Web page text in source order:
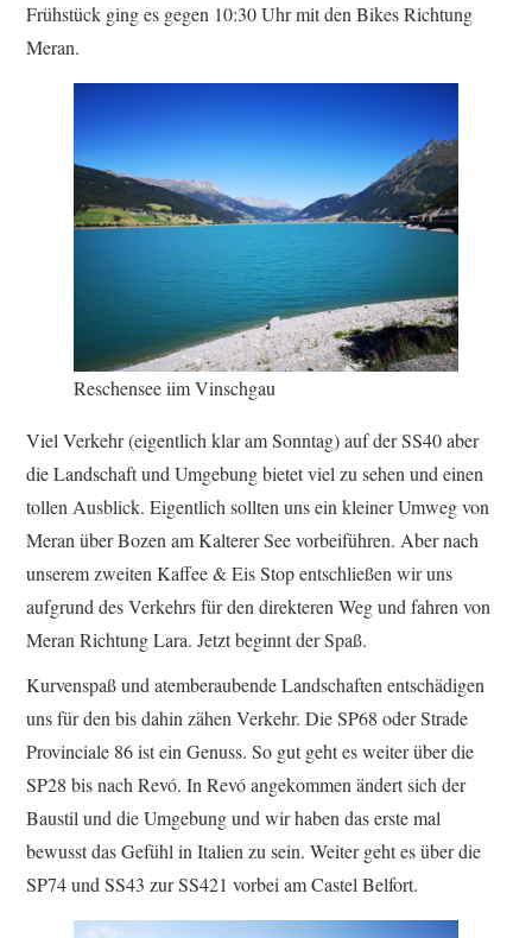
Frühstück ging es gegen 10:30 Uhr mit den Bikes Richtung
Meran.
Reschensee iim Vinschgau
Viel Verkehr (eigentlich klar am Sonntag) auf der SS40 aber
die Landschaft und Umgebung bietet viel zu sehen und einen
tollen Ausblick. Eigentlich sollten uns ein kleiner Umweg von
Meran über Bozen am Kalterer See vorbeiführen. Aber nach
unserem zweiten Kaffee & Eis Stop entschließen wir uns
aufgrund des Verkehrs für den direkteren Weg und fahren von
Meran Richtung Lara. Jetzt beginnt der Spaß.
Kurvenspaß und atemberaubende Landschaften entschädigen
uns für den bis dahin zähen Verkehr. Die SP68 oder Strade
Provinciale 86 ist ein Genuss. So gut geht es weiter über die
SP28 bis nach Revó. In Revó angekommen ändert sich der
Baustil und die Umgebung und wir haben das erste mal
bewusst das Gefühl in Italien zu sein. Weiter geht es über die
SP74 und SS43 zur SS421 vorbei am Castel Belfort.